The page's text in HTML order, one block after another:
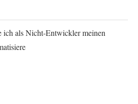
ich als Nicht-Entwickler meinen